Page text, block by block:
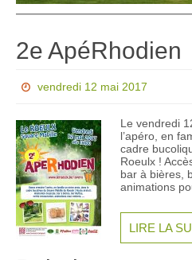
2e ApéRhodien
vendredi 12 mai 2017
Le vendredi
l’apéro, en
cadre
Roeulx !
bar à bières,
animations
LIRE LA